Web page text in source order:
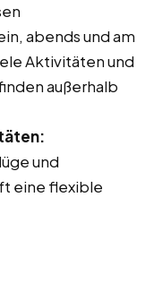
abends und am
Aktivitäten und
außerhalb
und
eine flexible